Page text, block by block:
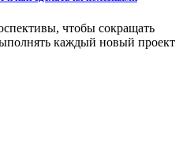
чтобы сокращать
каждый новый проект